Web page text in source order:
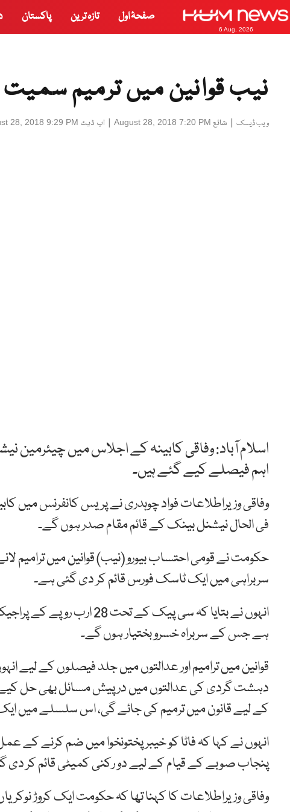
6 Aug, 2026
صفحۂ اول تازہ ترین پاکستان
نیب قوانین میں ترمیم
ویب ڈیسک | شائع August 28, 2018 7:20 PM
| اپ ڈیٹ 28, 2018 9:29 PM
اسلام آباد: وفاقی کابینہ کے اجلاس میں
اہم فیصلے کیے گئے ہیں۔
وفاقی وزیراطلاعات فواد چوہدری نے پریس کانفرنس میں
فی الحال نیشنل بینک کے قائم مقام صدر ہوں گے۔
حکومت نے قومی احتساب بیورو (نیب) قوانین میں ترامیم
سربراہی میں ایک ٹاسک فورس قائم کر دی گئی ہے۔
انہوں نے بتایا کہ سی پیک
ہے جس کے سربراہ خسرو بختیار ہوں گے۔
قوانین میں ترامیم اور عدالتوں میں جلد فیصلوں کے لیے
دہشت گردی کی عدالتوں میں درپیش مسائل بھی حل کیے
کے لیے قانون میں ترمیم کی جائے گی، اس سلسلے میں
انہوں نے کہا کہ فاٹا کو خیبرپختونخوا میں ضم کرنے کے
پنجاب صوبے کے قیام کے لیے دو رکنی کمیٹی قائم کر